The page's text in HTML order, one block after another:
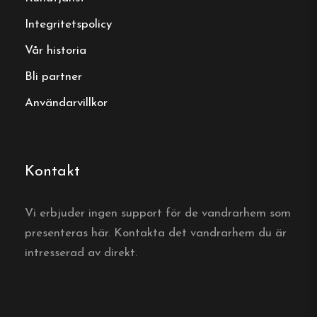
Integritetspolicy
Vår historia
Bli partner
Användarvillkor
Kontakt
Vi erbjuder ingen support för de vandrarhem som
presenteras här. Kontakta det vandrarhem du är
intresserad av direkt.